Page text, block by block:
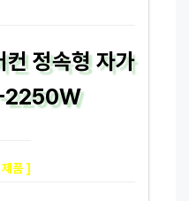
컨 정속형 자가
2250W
품 ]